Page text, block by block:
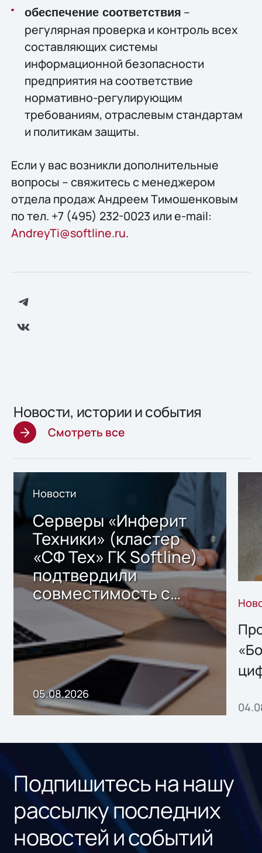
обеспечение соответствия –
регулярная проверка и контроль всех
составляющих системы
информационной безопасности
предприятия на соответствие
нормативно-регулирующим
требованиям, отраслевым стандартам
и политикам защиты.
Если у вас возникли дополнительные
вопросы – свяжитесь с менеджером
отдела продаж Андреем Тимошенковым
по тел. +7 (495) 232-0023 или e-mail:
AndreyTi@softline.ru.
Новости, истории и события
Смотреть все
Новости
Серверы «Инферит
Техники» (кластер
«СФ Тех» ГК Softline)
подтвердили
совместимость с
решением Sharx
Storage 2.x для
хранения данных
05.08.2026
Подпишитесь на нашу
рассылку последних
новостей и событий